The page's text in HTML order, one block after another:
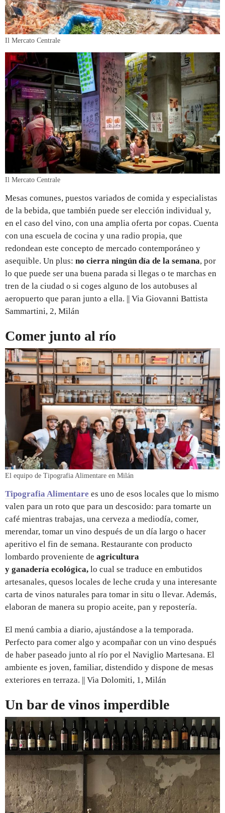
Il Mercato Centrale
Il Mercato Centrale
Mesas comunes, puestos variados de comida y especialistas
de la bebida, que también puede ser elección individual y,
en el caso del vino, con una amplia oferta por copas. Cuenta
con una escuela de cocina y una radio propia, que
redondean este concepto de mercado contemporáneo y
asequible. Un plus: no cierra ningún día de la semana, por
lo que puede ser una buena parada si llegas o te marchas en
tren de la ciudad o si coges alguno de los autobuses al
aeropuerto que paran junto a ella. || Via Giovanni Battista
Sammartini, 2, Milán
Comer junto al río
El equipo de Tipografia Alimentare en Milán
Tipografia Alimentare es uno de esos locales que lo mismo
valen para un roto que para un descosido: para tomarte un
café mientras trabajas, una cerveza a mediodía, comer,
merendar, tomar un vino después de un día largo o hacer
aperitivo el fin de semana. Restaurante con producto
lombardo proveniente de agricultura
y ganadería ecológica, lo cual se traduce en embutidos
artesanales, quesos locales de leche cruda y una interesante
carta de vinos naturales para tomar in situ o llevar. Además,
elaboran de manera su propio aceite, pan y repostería.
El menú cambia a diario, ajustándose a la temporada.
Perfecto para comer algo y acompañar con un vino después
de haber paseado junto al río por el Naviglio Martesana. El
ambiente es joven, familiar, distendido y dispone de mesas
exteriores en terraza. || Via Dolomiti, 1, Milán
Un bar de vinos imperdible